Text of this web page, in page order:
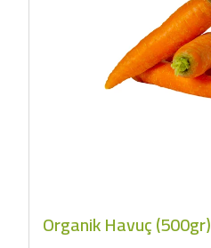
Organik Havuç (500gr)